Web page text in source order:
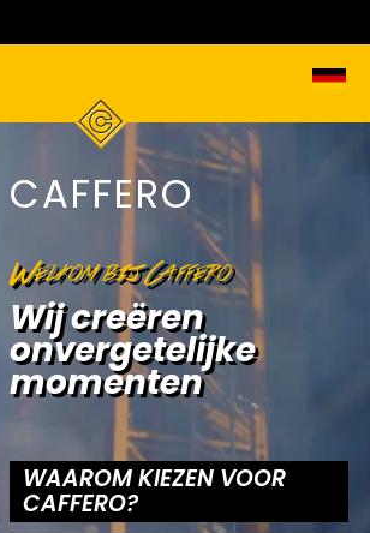
CAFFERO
Welkom bij Caffero
Wij creëren
onvergetelijke
momenten
WAAROM KIEZEN VOOR
CAFFERO?